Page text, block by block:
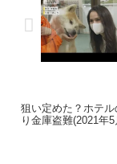
狙い定めた？ホテル
り金庫盗難(2021年